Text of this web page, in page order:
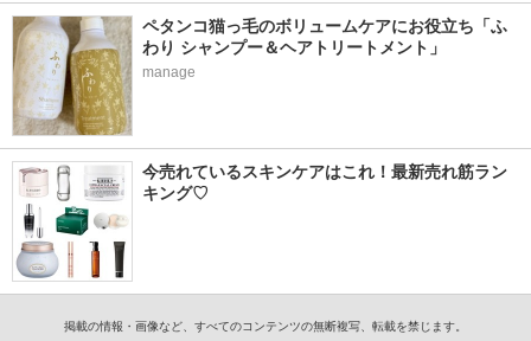
ペタンコ猫っ毛のボリュームケアにお役立ち「ふ
わり シャンプー＆ヘアトリートメント」
manage
今売れているスキンケアはこれ！最新売れ筋ラン
キング♡
掲載の情報・画像など、すべてのコンテンツの無断複写、転載を禁じます。